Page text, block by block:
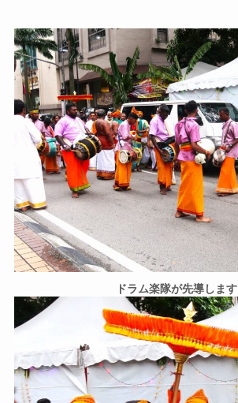
ドラム楽隊が先導します